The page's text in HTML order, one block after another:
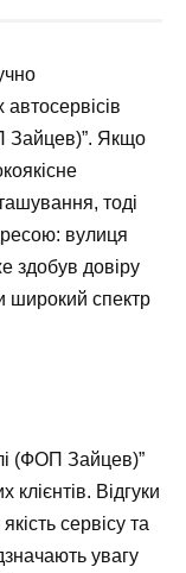
Зайцев)”. Якщо
тоді
вулиця
здобув довіру
широкий спектр
(ФОП Зайцев)”
клієнтів. Відгуки
сервісу та
увагу